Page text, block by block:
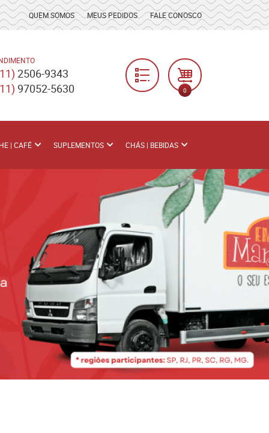
QUEM SOMOS MEUS PEDIDOS FALE CONOSCO
2506-9343
97052-5630 0
| CAFÉ SUPLEMENTOS CHÁS | BEBIDAS